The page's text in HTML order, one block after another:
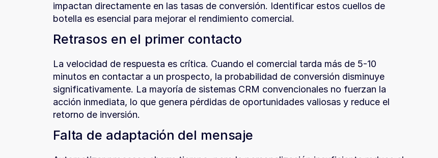
impactan directamente en las tasas de conversión. Identificar estos cuellos de
botella es esencial para mejorar el rendimiento comercial.
Retrasos en el primer contacto
La velocidad de respuesta es crítica. Cuando el comercial tarda más de 5-10
minutos en contactar a un prospecto, la probabilidad de conversión disminuye
significativamente. La mayoría de sistemas CRM convencionales no fuerzan la
acción inmediata, lo que genera pérdidas de oportunidades valiosas y reduce el
retorno de inversión.
Falta de adaptación del mensaje